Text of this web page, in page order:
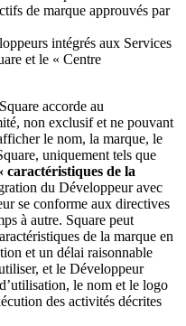
de marque approuvés par
intégrés aux Services
et le « Centre
Square accorde au
non exclusif et ne pouvant
le nom, la marque, le
uniquement tels que
caractéristiques de la
du Développeur avec
se conforme aux directives
à autre. Square peut
de la marque en
et un délai raisonnable
et le Développeur
le nom et le logo
des activités décrites